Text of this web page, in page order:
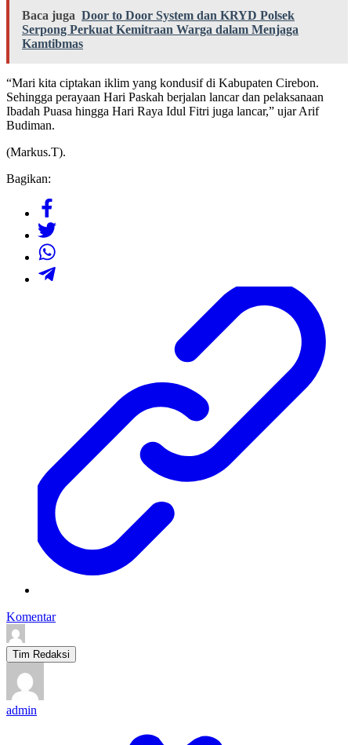
Baca juga Door to Door System dan KRYD Polsek
Serpong Perkuat Kemitraan Warga dalam Menjaga
Kamtibmas
“Mari kita ciptakan iklim yang kondusif di Kabupaten Cirebon.
Sehingga perayaan Hari Paskah berjalan lancar dan pelaksanaan
Ibadah Puasa hingga Hari Raya Idul Fitri juga lancar,” ujar Arif
Budiman.
(Markus.T).
Bagikan:
Komentar
Tim Redaksi
admin